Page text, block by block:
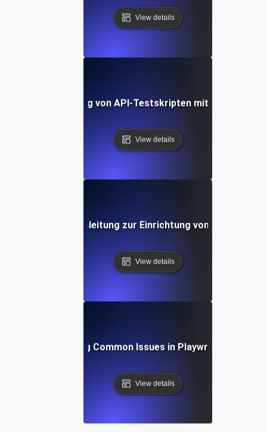
View details
Optimierung von API-Testskripten mit Playwright
View details
für-Schritt-Anleitung zur Einrichtung von Playwright
View details
Troubleshooting Common Issues in Playwright API
View details